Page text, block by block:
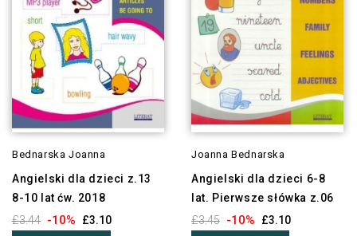
Bednarska Joanna
Angielski dla dzieci z.13
8-10 lat ćw. 2018
£3.44 -10% £3.10
Joanna Bednarska
Angielski dla dzieci 6-8
lat. Pierwsze słówka z.06
£3.45 -10% £3.10